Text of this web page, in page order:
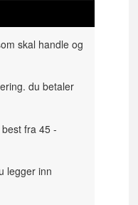
skal handle og
du betaler
fra 45 -
legger inn